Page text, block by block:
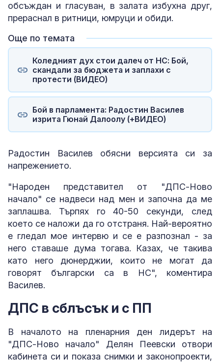
обсъждан и гласуван, в залата избухна друг,
прераснал в ритници, юмруци и обиди.
Още по темата
Коледният дух стои далеч от НС: Бой,
скандали за бюджета и заплахи с
протести (ВИДЕО)
Бой в парламента: Радостин Василев
изрита Гюнай Далоолу (+ВИДЕО)
Радостин Василев обясни версията си за
напрежението.
"Народен представител от "ДПС-Ново
начало" се надвеси над мен и започна да ме
заплашва. Търпях го 40-50 секунди, след
което се наложи да го отстраня. Най-вероятно
е гледал мое интервю и се е разпознал - за
него ставаше дума тогава. Казах, че такива
като него дюнерджии, които не могат да
говорят български са в НС", коментира
Василев.
ДПС в сблъсък и с ПП
В началото на пленарния ден лидерът на
"ДПС-Ново начало" Делян Пеевски отвори
кабинета си и показа снимки и законопроекти,